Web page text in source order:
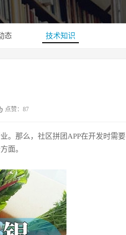
态 技术知识
点赞： 87
。那么，社区拼团APP在开发时需要
面。